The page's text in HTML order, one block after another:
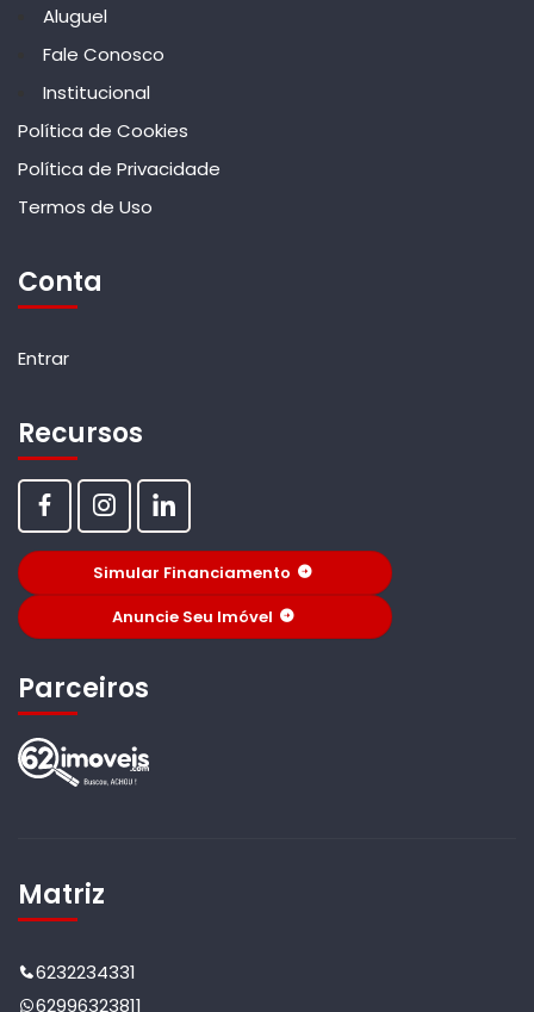
Aluguel
Fale Conosco
Institucional
Política de Cookies
Política de Privacidade
Termos de Uso
Conta
Entrar
Recursos
Simular Financiamento
Anuncie Seu Imóvel
Parceiros
Matriz
6232234331
62996323811